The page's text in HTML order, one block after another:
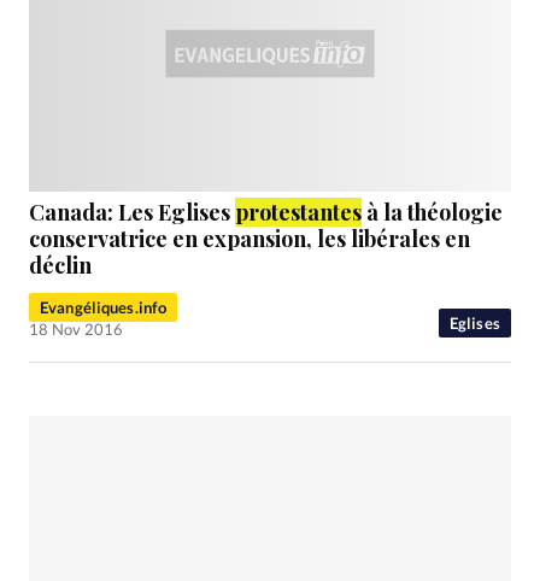
Eglises
Canada: Les Eglises protestantes à la théologie
conservatrice en expansion, les libérales en
déclin
Evangéliques.info
18 Nov 2016